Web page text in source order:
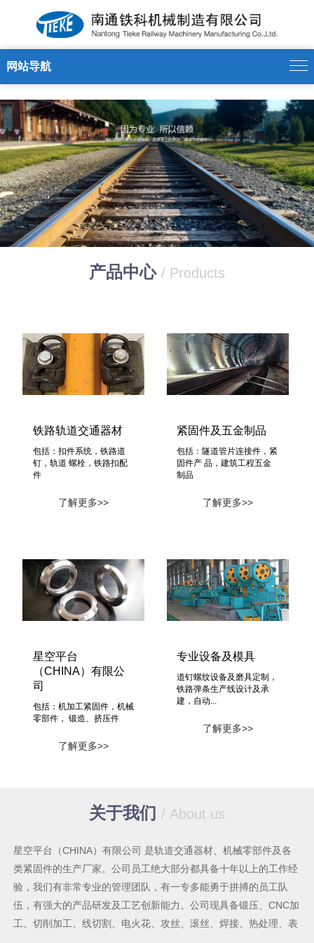
星空平台（CHINA）有限公司
网站导航
产品中心 / Products
铁路轨道交通器材
包括：扣件系统，铁路道
钉，轨道 螺栓，铁路扣配
件
了解更多>>
紧固件及五金制品
包括：隧道管片连接件，紧
固件产 品，建筑工程五金
制品
了解更多>>
星空平台
（CHINA）有限公
司
包括：机加工紧固件，机械
零部件， 锻造、挤压件
了解更多>>
专业设备及模具
道钉螺纹设备及磨具定制，
铁路弹条生产线设计及承
建，自动...
了解更多>>
关于我们 / About us
星空平台（CHINA）有限公司 是轨道交通器材、机械零部件及各
类紧固件的生产厂家。公司员工绝大部分都具备十年以上的工作经
验，我们有非常专业的管理团队，有一专多能勇于拼搏的员工队
伍，有强大的产品研发及工艺创新能力。公司现具备锻压、CNC加
工、切削加工、线切割、电火花、攻丝、滚丝、焊接、热处理、表